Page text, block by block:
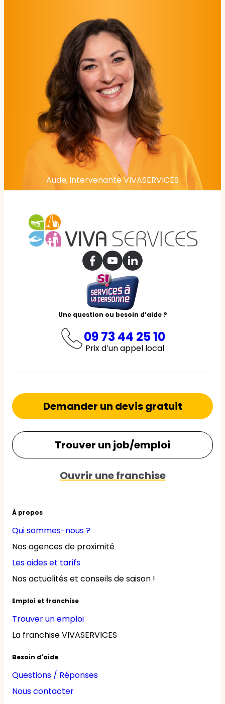
Aude, intervenante VIVASERVICES
Une question ou besoin d’aide ?
09 73 44 25 10
Prix d’un appel local
À propos
Qui sommes-nous ?
Nos agences de proximité
Les aides et tarifs
Nos actualités et conseils de saison !
Emploi et franchise
Trouver un emploi
La franchise VIVASERVICES
Besoin d'aide
Questions / Réponses
Nous contacter
Demander un devis gratuit
Trouver un job/emploi
Ouvrir une franchise